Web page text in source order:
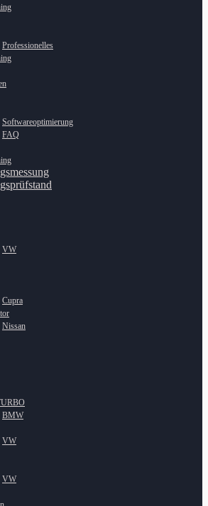
Professionelles
Softwareoptimierung
FAQ
VW
Cupra
Nissan
BMW
VW
VW